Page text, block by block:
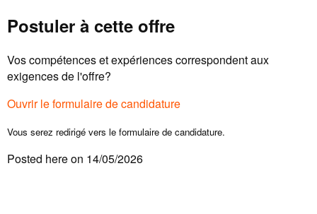
Postuler à cette offre
Vos compétences et expériences correspondent aux
exigences de l'offre?
Ouvrir le formulaire de candidature
Vous serez redirigé vers le formulaire de candidature.
Posted here on 14/05/2026